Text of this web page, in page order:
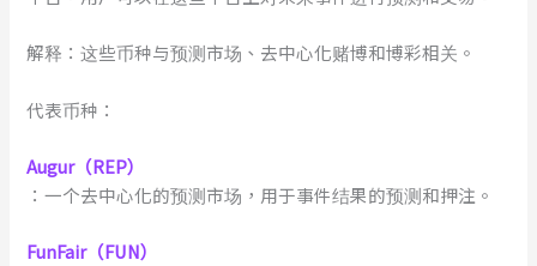
解释：这些币种与预测市场、去中心化赌博和博彩相关。
代表币种：
Augur（REP）
：一个去中心化的预测市场，用于事件结果的预测和押注。
FunFair（FUN）